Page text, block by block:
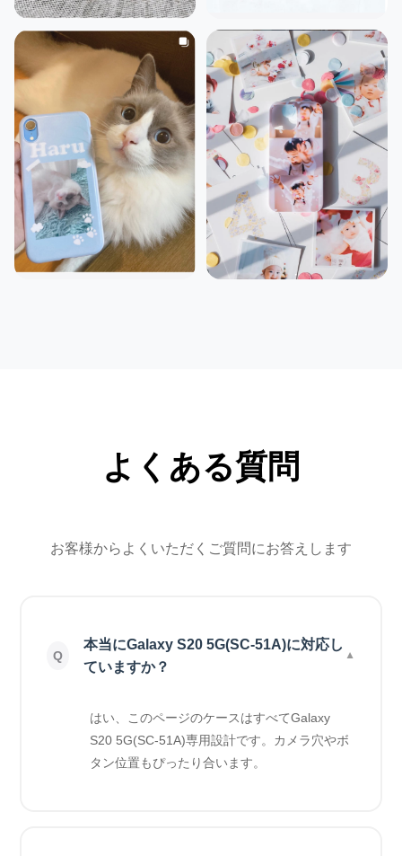
よくある質問
お客様からよくいただくご質問にお答えします
本当にGalaxy S20 5G(SC-51A)に対応し
ていますか？
はい、このページのケースはすべてGalaxy
S20 5G(SC-51A)専用設計です。カメラ穴やボ
タン位置もぴったり合います。